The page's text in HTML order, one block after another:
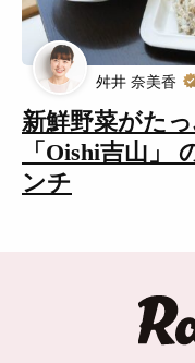
新鮮野菜がた
「Oishi吉山」
ンチ
舛井 奈美香